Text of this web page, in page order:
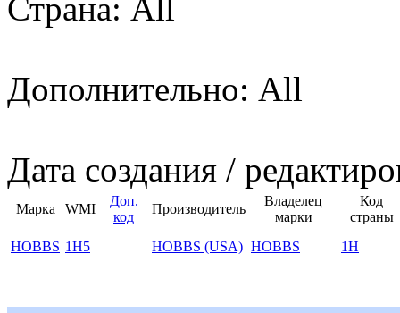
Страна: All
Дополнительно: All
Дата создания /
Марка WMI
Доп.
код
Производитель
Владелец
марки
Код
страны
HOBBS 1H5 HOBBS (USA) HOBBS 1H